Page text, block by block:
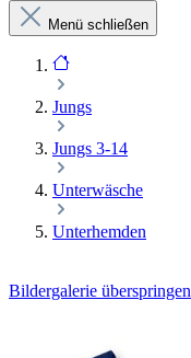
Menü schließen
Jungs
Jungs 3-14
Unterwäsche
Unterhemden
Bildergalerie überspringen